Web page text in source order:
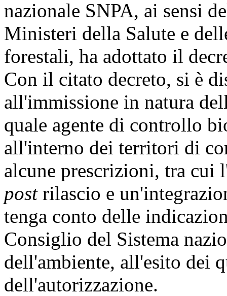
nazionale SNPA, ai sensi
Ministeri della Salute e
forestali, ha adottato il
Con il citato decreto, si è
all'immissione in natura
quale agente di controllo
all'interno dei territori di
alcune prescrizioni, tra cui
postrilascio e
tenga conto delle
Consiglio del Sistema
dell'ambiente, all'esito dei
dell'autorizzazione.